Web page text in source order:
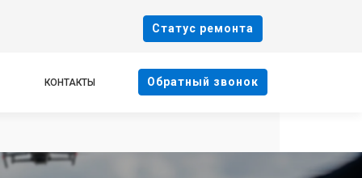
Cтатус ремонта
КОНТАКТЫ Oбратный звонок